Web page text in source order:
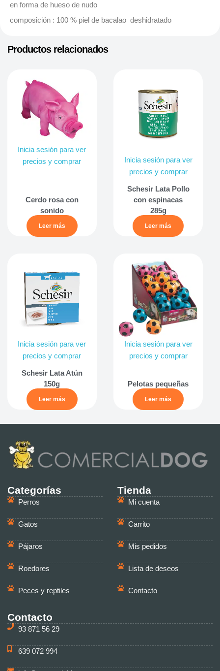
en forma de hueso de nudo
composición : 100 % piel de bacalao deshidratado
Productos relacionados
Inicia sesión para ver
precios y comprar
Cerdo rosa con
sonido
Leer más
Inicia sesión para ver
precios y comprar
Schesir Lata Pollo
con espinacas
285g
Leer más
Inicia sesión para ver
precios y comprar
Schesir Lata Atún
150g
Leer más
Inicia sesión para ver
precios y comprar
Pelotas pequeñas
Leer más
Categorías
Perros
Gatos
Pájaros
Roedores
Peces y reptiles
Tienda
Mi cuenta
Carrito
Mis pedidos
Lista de deseos
Contacto
Contacto
93 871 56 29
639 072 994